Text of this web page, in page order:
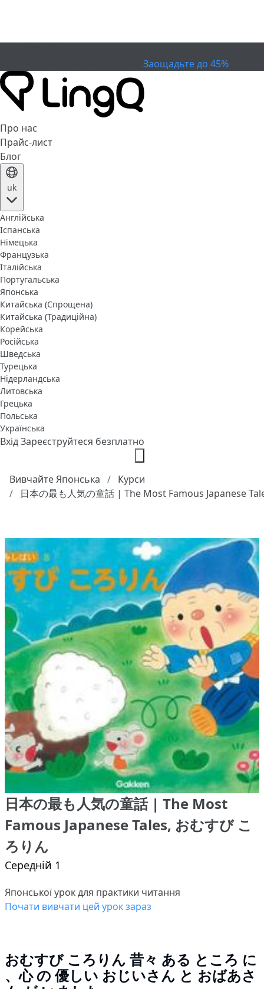
Заощадьте до 45%
Про нас
Прайс-лист
Блог
uk
Англійська
Іспанська
Німецька
Французька
Італійська
Португальська
Японська
Китайська (Спрощена)
Китайська (Традиційна)
Корейська
Російська
Шведська
Турецька
Нідерландська
Литовська
Грецька
Польська
Українська
ВхідЗареєструйтеся безплатно
Вивчайте Японська
Курси
日本の最も人気の童話 | The Most Famous Japanese
日本の最も人気の童話 | The Most
Famous Japanese Tales, おむすび こ
ろりん
Середній 1
Японської урок для практики читання
Почати вивчати цей урок зараз
おむすび ころりん 昔々 ある ところ に
、心 の 優しい おじいさん と おばあさ